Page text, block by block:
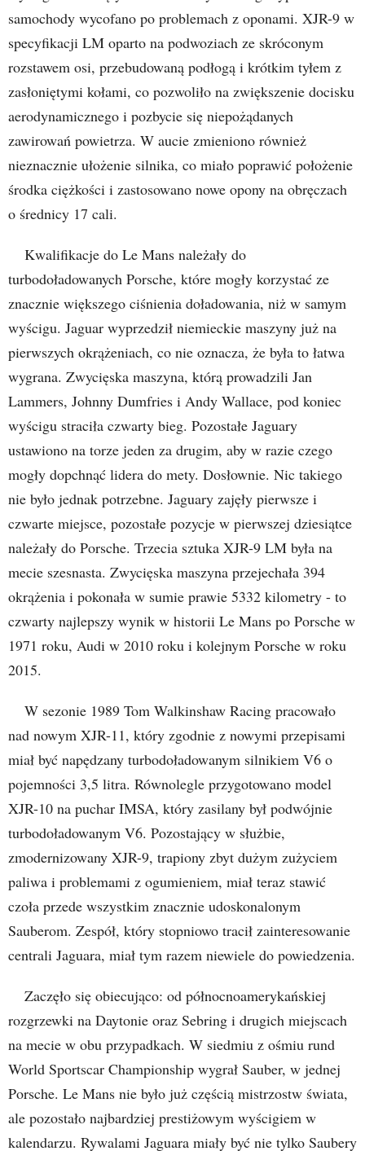
samochody wycofano po problemach z oponami. XJR-9 w
specyfikacji LM oparto na podwoziach ze skróconym
rozstawem osi, przebudowaną podłogą i krótkim tyłem z
zasłoniętymi kołami, co pozwoliło na zwiększenie docisku
aerodynamicznego i pozbycie się niepożądanych
zawirowań powietrza. W aucie zmieniono również
nieznacznie ułożenie silnika, co miało poprawić położenie
środka ciężkości i zastosowano nowe opony na obręczach
o średnicy 17 cali.
Kwalifikacje do Le Mans należały do
turbodoładowanych Porsche, które mogły korzystać ze
znacznie większego ciśnienia doładowania, niż w samym
wyścigu. Jaguar wyprzedził niemieckie maszyny już na
pierwszych okrążeniach, co nie oznacza, że była to łatwa
wygrana. Zwycięska maszyna, którą prowadzili Jan
Lammers, Johnny Dumfries i Andy Wallace, pod koniec
wyścigu straciła czwarty bieg. Pozostałe Jaguary
ustawiono na torze jeden za drugim, aby w razie czego
mogły dopchnąć lidera do mety. Dosłownie. Nic takiego
nie było jednak potrzebne. Jaguary zajęły pierwsze i
czwarte miejsce, pozostałe pozycje w pierwszej dziesiątce
należały do Porsche. Trzecia sztuka XJR-9 LM była na
mecie szesnasta. Zwycięska maszyna przejechała 394
okrążenia i pokonała w sumie prawie 5332 kilometry - to
czwarty najlepszy wynik w historii Le Mans po Porsche w
1971 roku, Audi w 2010 roku i kolejnym Porsche w roku
2015.
W sezonie 1989 Tom Walkinshaw Racing pracowało
nad nowym XJR-11, który zgodnie z nowymi przepisami
miał być napędzany turbodoładowanym silnikiem V6 o
pojemności 3,5 litra. Równolegle przygotowano model
XJR-10 na puchar IMSA, który zasilany był podwójnie
turbodoładowanym V6. Pozostający w służbie,
zmodernizowany XJR-9, trapiony zbyt dużym zużyciem
paliwa i problemami z ogumieniem, miał teraz stawić
czoła przede wszystkim znacznie udoskonalonym
Sauberom. Zespół, który stopniowo tracił zainteresowanie
centrali Jaguara, miał tym razem niewiele do powiedzenia.
Zaczęło się obiecująco: od północnoamerykańskiej
rozgrzewki na Daytonie oraz Sebring i drugich miejscach
na mecie w obu przypadkach. W siedmiu z ośmiu rund
World Sportscar Championship wygrał Sauber, w jednej
Porsche. Le Mans nie było już częścią mistrzostw świata,
ale pozostało najbardziej prestiżowym wyścigiem w
kalendarzu. Rywalami Jaguara miały być nie tylko Saubery